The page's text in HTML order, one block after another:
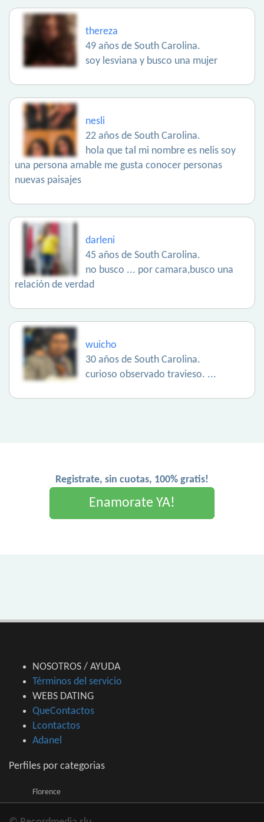
thereza
49 años de South Carolina.
soy lesviana y busco una mujer
nesli
22 años de South Carolina.
hola que tal mi nombre es nelis soy
una persona amable me gusta conocer personas
nuevas paisajes
darleni
45 años de South Carolina.
no busco ... por camara,busco una
relación de verdad
wuicho
30 años de South Carolina.
curioso observado travieso. ...
Registrate, sin cuotas, 100% gratis!
Enamorate YA!
NOSOTROS / AYUDA
Términos del servicio
WEBS DATING
QueContactos
Lcontactos
Adanel
Perfiles por categorias
Florence